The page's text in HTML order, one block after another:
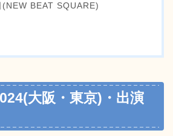
BEAT SQUARE)
大阪・東京)・出演